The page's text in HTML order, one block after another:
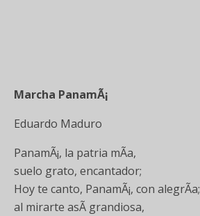
Marcha PanamÃ¡
Eduardo Maduro
PanamÃ¡, la patria mÃ­a,
suelo grato, encantador;
Hoy te canto, PanamÃ¡, con alegrÃ­a;
al mirarte asÃ­ grandiosa,